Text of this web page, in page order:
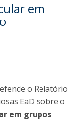
em
o Relatório
EaD sobre o
em grupos